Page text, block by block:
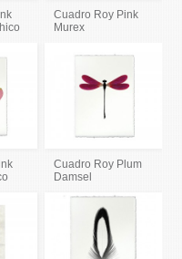
Cuadro Roy Pink
Murex
Cuadro Roy Plum
Damsel